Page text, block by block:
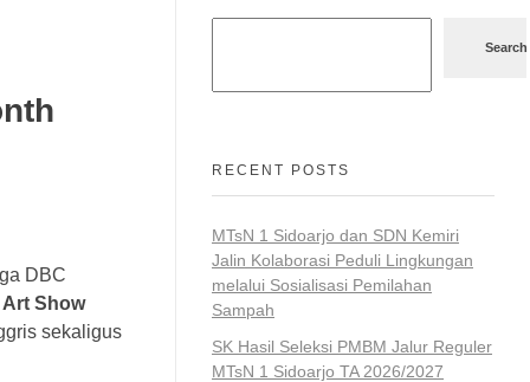
DBC
Art Show
sekaligus
Search
RECENT POSTS
MTsN 1 Sidoarjo dan SDN Kemiri
Jalin Kolaborasi Peduli Lingkungan
melalui Sosialisasi Pemilahan
Sampah
SK Hasil Seleksi PMBM Jalur Reguler
MTsN 1 Sidoarjo TA 2026/2027